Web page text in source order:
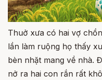
Thuở xưa có hai vợ
lần làm ruộng họ thấy
bèn nhặt mang về nhà.
nở ra hai con rắn rất